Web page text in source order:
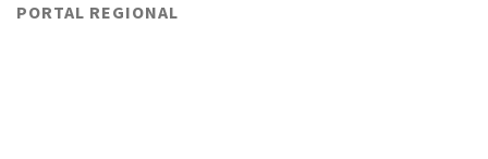
PORTAL REGIONAL